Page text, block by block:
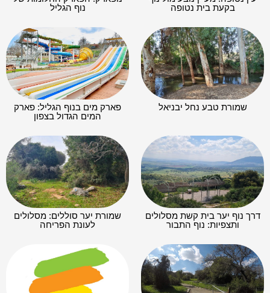
שמורת טבע נחל יבניאל
פארק מים בנוף הגליל: פארק
המים הגדול בצפון
דרך נוף יער בית קשת מסלולים
ותצפיות: נוף התבור
שמורת יער סוללים: מסלולים
לעונת הפריחה